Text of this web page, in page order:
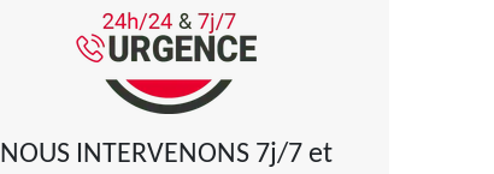
NOUS INTERVENONS 7j/7 et